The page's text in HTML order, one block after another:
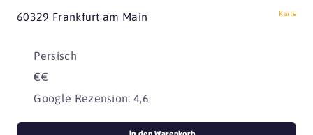
60329 Frankfurt am Main Karte
Persisch
€€
Google Rezension: 4,6